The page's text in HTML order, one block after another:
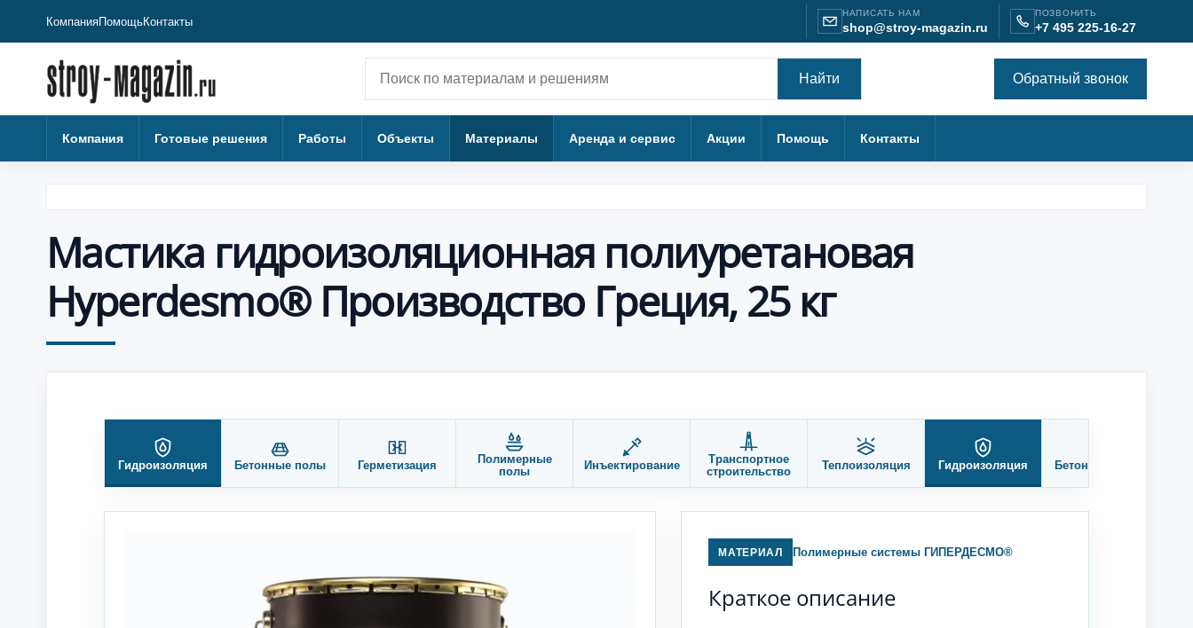
КомпанияПомощьКонтакты
НАПИСАТЬ НАМ
shop@stroy-magazin.ru
ПОЗВОНИТЬ
+7 495 225-16-27
Найти
Обратный звонок
Компания Готовые решения Работы Объекты Материалы Аренда и сервис Акции Помощь Контакты
Мастика гидроизоляционная полиуретановая
Hyperdesmo® Производство Греция, 25 кг
Гидроизоляция Бетонные полы Герметизация
Полимерные
полы
Инъектирование
Транспортное
строительство
Теплоизоляция Гидроизоляция Бетонные полы
МАТЕРИАЛ Полимерные системы ГИПЕРДЕСМО®
Краткое описание